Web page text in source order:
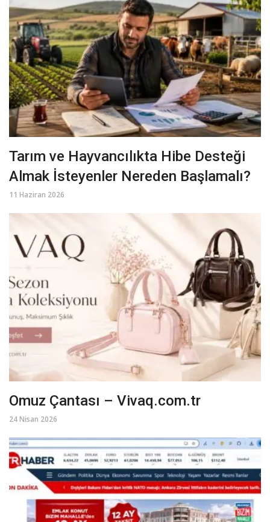
Tarım ve Hayvancılıkta Hibe Desteği
Almak İsteyenler Nereden Başlamalı?
11 Haziran 2026
Omuz Çantası – Vivaq.com.tr
24 Nisan 2026